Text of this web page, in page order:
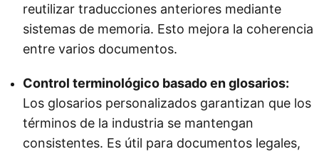
reutilizar traducciones anteriores mediante
sistemas de memoria. Esto mejora la coherencia
entre varios documentos.
Control terminológico basado en glosarios:
Los glosarios personalizados garantizan que los
términos de la industria se mantengan
consistentes. Es útil para documentos legales,